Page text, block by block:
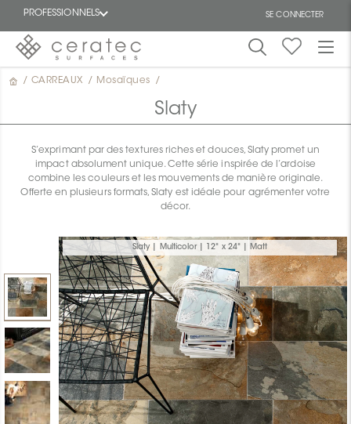
PROFESSIONNELS SE CONNECTER
En
/ CARREAUX / Mosaïques /
Slaty
S’exprimant par des textures riches et douces, Slaty promet un
impact absolument unique. Cette série inspirée de l’ardoise
combine les couleurs et les mouvements de manière originale.
Offerte en plusieurs formats, Slaty est idéale pour agrémenter votre
décor.
Slaty | Multicolor | 12" x 24" | Matt